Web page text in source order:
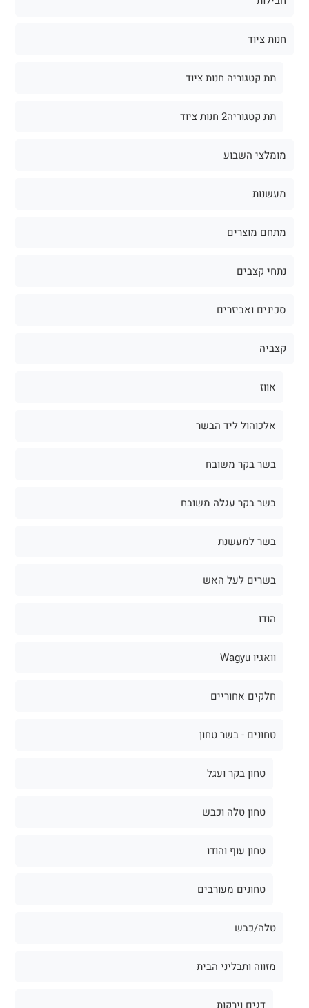
חנות ציוד
תת קטגוריה חנות ציוד
תת קטגוריה2 חנות ציוד
מומלצי השבוע
מעשנות
מתחם מוצרים
נתחי קצבים
סכינים ואביזרים
קצביה
אווז
אלכוהול ליד הבשר
בשר בקר משובח
בשר בקר עגלה משובח
בשר למעשנת
בשרים לעל האש
הודו
וואגיו Wagyu
חלקים אחוריים
טחונים - בשר טחון
טחון בקר ועגל
טחון טלה וכבש
טחון עוף והודו
טחונים מעורבים
טלה/כבש
מזווה ותבליני הבית